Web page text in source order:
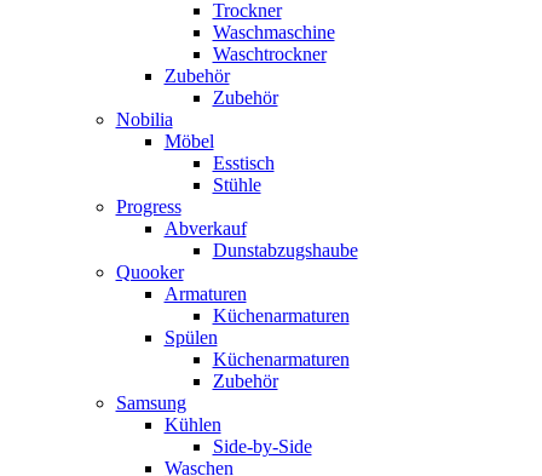
Trockner
Waschmaschine
Waschtrockner
Zubehör
Zubehör
Nobilia
Möbel
Esstisch
Stühle
Progress
Abverkauf
Dunstabzugshaube
Quooker
Armaturen
Küchenarmaturen
Spülen
Küchenarmaturen
Zubehör
Samsung
Kühlen
Side-by-Side
Waschen